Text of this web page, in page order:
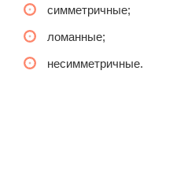
симметричные;
ломанные;
несимметричные.